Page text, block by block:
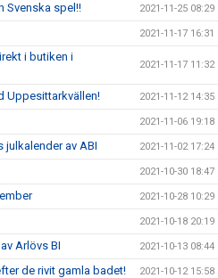
Svenska spel!! 2021-11-25 08:29
2021-11-17 16:31
i butiken i
2021-11-17 11:32
Uppesittarkvällen! 2021-11-12 14:35
2021-11-06 19:18
av ABI 2021-11-02 17:24
2021-10-30 18:47
2021-10-28 10:29
2021-10-18 20:19
Arlövs BI 2021-10-13 08:44
de rivit gamla badet! 2021-10-12 15:58